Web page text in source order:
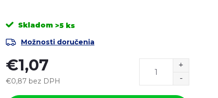
Skladom >5 ks
Možnosti doručenia
€1,07
€0,87 bez DPH